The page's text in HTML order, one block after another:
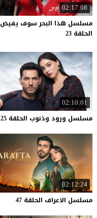
02:17:08
مسلسل هذا البحر سوف يفيض
الحلقة 23
02:10:01
مسلسل ورود وذنوب الحلقة 25
02:12:24
مسلسل الاعراف الحلقة 47